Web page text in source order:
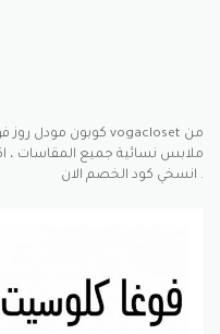
ملابس نسائية جميع المقاسات ،
انسخي كود الخصم الان .